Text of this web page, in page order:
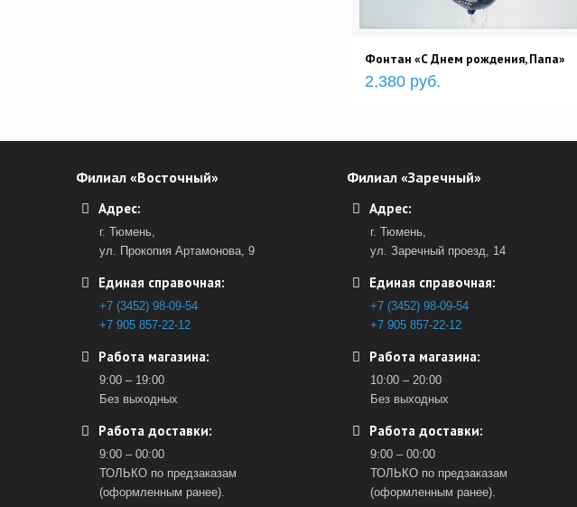
Фонтан «С Днем рождения, Папа»
2,380 руб.
Филиал «Восточный»
Адрес:
г. Тюмень,
ул. Прокопия Артамонова, 9
Единая справочная:
+7 (3452) 98-09-54
+7 905 857-22-12
Работа магазина:
9:00 – 19:00
Без выходных
Работа доставки:
9:00 – 00:00
ТОЛЬКО по предзаказам
(оформленным ранее).
Филиал «Заречный»
Адрес:
г. Тюмень,
ул. Заречный проезд, 14
Единая справочная:
+7 (3452) 98-09-54
+7 905 857-22-12
Работа магазина:
10:00 – 20:00
Без выходных
Работа доставки:
9:00 – 00:00
ТОЛЬКО по предзаказам
(оформленным ранее).